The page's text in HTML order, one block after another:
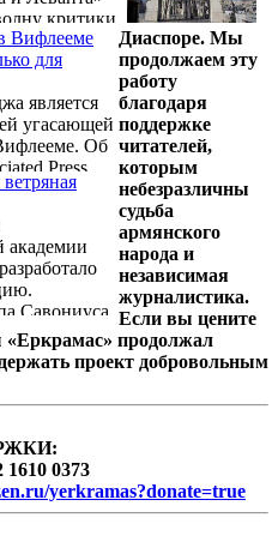
назад.критики
Барака
что
в
«Мы
вышел
Если бы
войск,
Вифлееме
для
является
угасающей
Об
Press.
где,
Он
в башне
раза, что
которые, как
академии
Савониуса
Центр
Диаспоре. Мы
продолжаем эту
работу
благодаря
поддержке
читателей,
которым
небезразличны
судьба
армянского
народа и
независимая
журналистика.
Если вы цените
«Еркрамас» продолжал
проект добровольным
1610 0373
yerkramas?donate=true